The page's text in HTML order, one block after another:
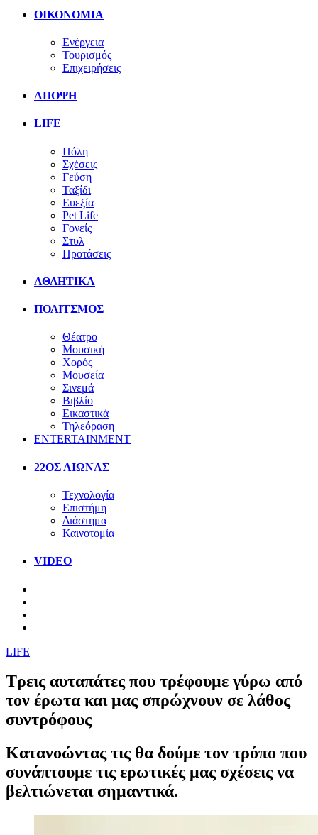
ΟΙΚΟΝΟΜΙΑ
Ενέργεια
Τουρισμός
Επιχειρήσεις
ΑΠΟΨΗ
LIFE
Πόλη
Σχέσεις
Γεύση
Ταξίδι
Ευεξία
Pet Life
Γονείς
Στυλ
Προτάσεις
ΑΘΛΗΤΙΚΑ
ΠΟΛΙΤΣΜΟΣ
Θέατρο
Μουσική
Χορός
Μουσεία
Σινεμά
Βιβλίο
Εικαστικά
Τηλεόραση
ENTERTAINMENT
22ΟΣ ΑΙΩΝΑΣ
Τεχνολογία
Επιστήμη
Διάστημα
Καινοτομία
VIDEO
LIFE
Τρεις αυταπάτες που τρέφουμε γύρω από
τον έρωτα και μας σπρώχνουν σε λάθος
συντρόφους
Κατανοώντας τις θα δούμε τον τρόπο που
συνάπτουμε τις ερωτικές μας σχέσεις να
βελτιώνεται σημαντικά.